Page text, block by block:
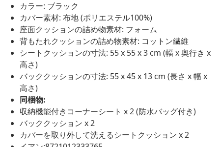
カラー: ブラック
カバー素材: 布地 (ポリエステル100%)
座面クッションの詰め物素材: フォーム
背もたれクッションの詰め物素材: コットン繊維
シートクッションの寸法: 55 x 55 x 3 cm (幅 x 奥行き x
高さ)
バッククッションの寸法: 55 x 45 x 13 cm (長さ x 幅 x
高さ)
同梱物:
収納機能付きコーナーシート x 2 (防水バッグ付き)
バッククッション x 2
カバーを取り外して洗えるシートクッション x 2